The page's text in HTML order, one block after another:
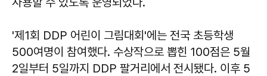
'제1회 DDP 어린이 그림대회'에는 전국 초등학생
500여명이 참여했다. 수상작으로 뽑힌 100점은 5월
2일부터 5일까지 DDP 팔거리에서 전시됐다. 이후 5